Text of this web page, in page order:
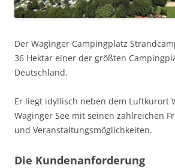
Der Waginger Campingplatz
36 Hektar einer der größten
Deutschland.
Er liegt idyllisch neben dem Luftkurort
Waginger See mit seinen zahlreichen
und Veranstaltungsmöglichkeiten.
Die Kundenanforderung